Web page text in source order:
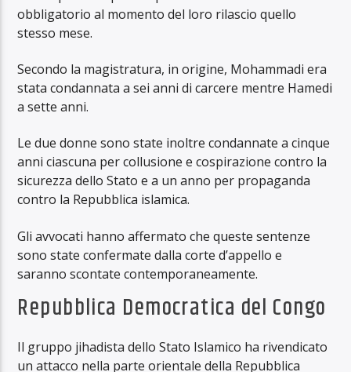
obbligatorio al momento del loro rilascio quello
stesso mese.
Secondo la magistratura, in origine, Mohammadi era
stata condannata a sei anni di carcere mentre Hamedi
a sette anni.
Le due donne sono state inoltre condannate a cinque
anni ciascuna per collusione e cospirazione contro la
sicurezza dello Stato e a un anno per propaganda
contro la Repubblica islamica.
Gli avvocati hanno affermato che queste sentenze
sono state confermate dalla corte d’appello e
saranno scontate contemporaneamente.
Repubblica Democratica del Congo
Il gruppo jihadista dello Stato Islamico ha rivendicato
un attacco nella parte orientale della Repubblica